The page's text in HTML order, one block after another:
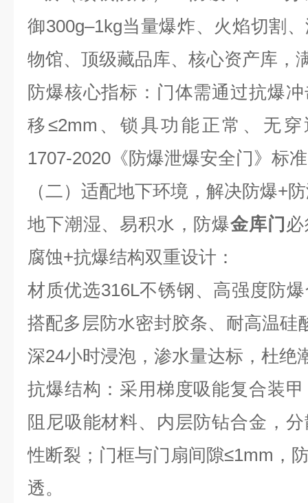
御300g–1kg当量爆炸、火焰切割
物馆、顶级藏品库、核心资产库，
防爆核心指标：门体需通过抗爆
移≤2mm 、锁具功能正常、无
1707-2020 《防爆泄爆安全门》标
（二）适配地下环境，解决防爆+
地下潮湿、易积水，防爆金库门
腐蚀+抗爆结构双重设计：
材质优选316L不锈钢、高强度防
搭配多层防水密封胶条、耐高温硅
深24小时浸泡，渗水量达标，杜绝
抗爆结构：采用梯度吸能复合装
阻尼吸能材料、内层防钻合金，
性断裂；门框与门扇间隙≤1mm ，
透。